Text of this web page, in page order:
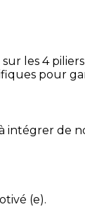
les 4
pour
intégrer de
(e).